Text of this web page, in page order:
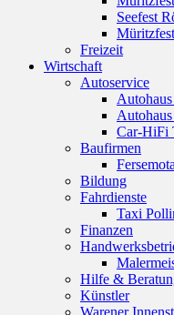
Seefest
Freizeit
Wirtschaft
Autoservice
Car-HiFi
Baufirmen
Bildung
Fahrdienste
Taxi
Finanzen
Hilfe &
Künstler